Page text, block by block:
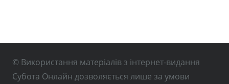
© Використання матеріалів з інтернет-видання
Субота Онлайн дозволяється лише за умови